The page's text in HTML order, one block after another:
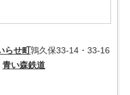
らせ町鶉久保33-14・33-16
青い森鉄道